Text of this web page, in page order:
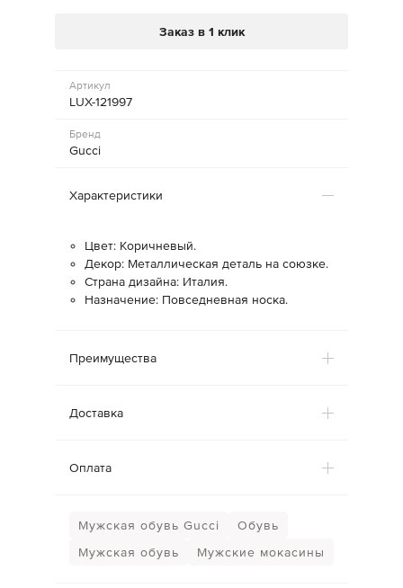
Заказ в 1 клик
Артикул
LUX-121997
Бренд
Gucci
Характеристики
Цвет: Коричневый.
Декор: Металлическая деталь на союзке.
Страна дизайна: Италия.
Назначение: Повседневная носка.
Преимущества
Доставка
Оплата
Мужская обувь Gucci
Обувь
Мужская обувь
Мужские мокасины